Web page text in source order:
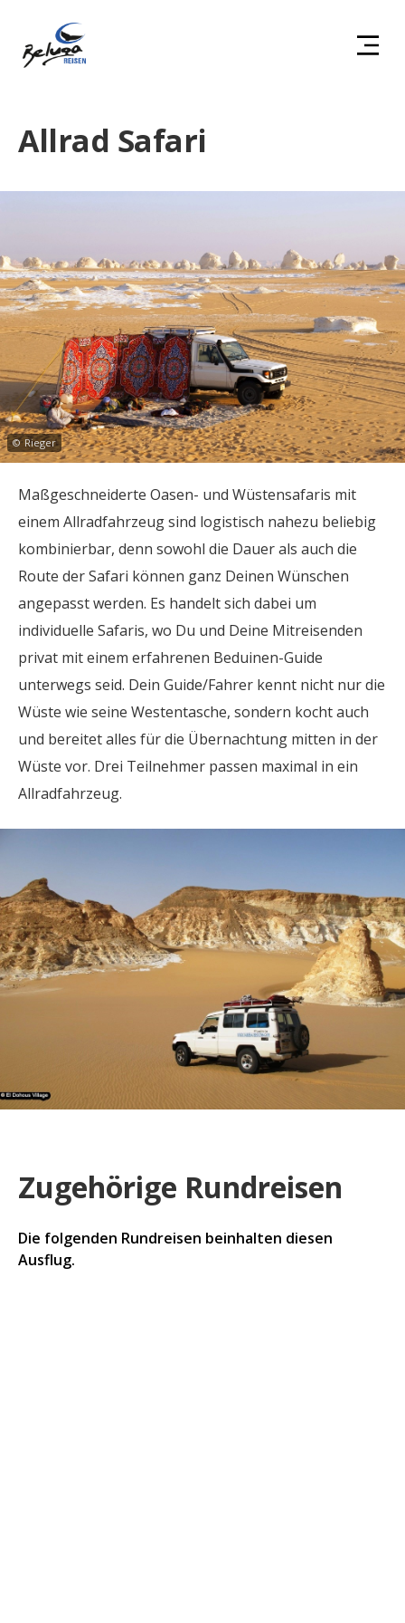
Allrad Safari
© Rieger
Maßgeschneiderte Oasen- und Wüstensafaris mit
einem Allradfahrzeug sind logistisch nahezu beliebig
kombinierbar, denn sowohl die Dauer als auch die
Route der Safari können ganz Deinen Wünschen
angepasst werden. Es handelt sich dabei um
individuelle Safaris, wo Du und Deine Mitreisenden
privat mit einem erfahrenen Beduinen-Guide
unterwegs seid. Dein Guide/Fahrer kennt nicht nur die
Wüste wie seine Westentasche, sondern kocht auch
und bereitet alles für die Übernachtung mitten in der
Wüste vor. Drei Teilnehmer passen maximal in ein
Allradfahrzeug.
Zugehörige Rundreisen
Die folgenden Rundreisen beinhalten diesen
Ausflug.